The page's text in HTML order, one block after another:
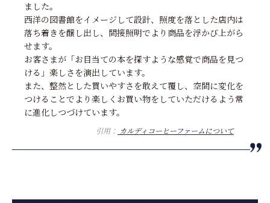
ました。
西洋の図書館をイメージして設計、照度を落とした店内は
落ち着きを醸し出し、間接照明でより商品を浮かび上がら
せます。
お客さまが「お目当ての本を探すような感覚で商品を見つ
ける」楽しさを演出しています。
また、整然とした買いやすさを敢えて覆し、空間に変化を
つけることでより楽しくお買い物をしていただけるよう常
に進化しつづけています。
引用： カルディコーヒーファームについて